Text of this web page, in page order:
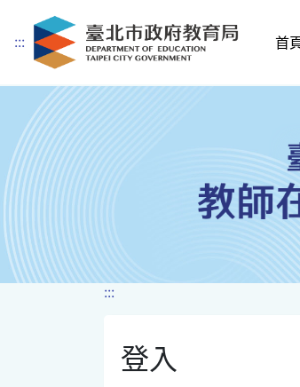
跳到主要內容
::: 首
:::
登入